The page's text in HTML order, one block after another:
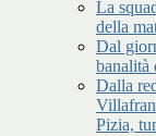
La
della
Dal
banalità
Dalla
Pizia,